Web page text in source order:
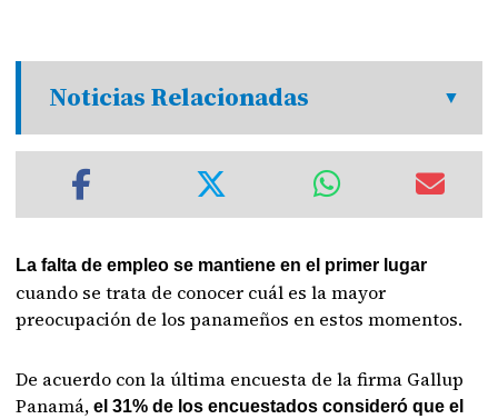
Noticias Relacionadas
La falta de empleo se mantiene en el primer lugar
cuando se trata de conocer cuál es la mayor
preocupación de los panameños en estos momentos.
De acuerdo con la última encuesta de la firma Gallup
Panamá,el 31% de los encuestados consideró que el